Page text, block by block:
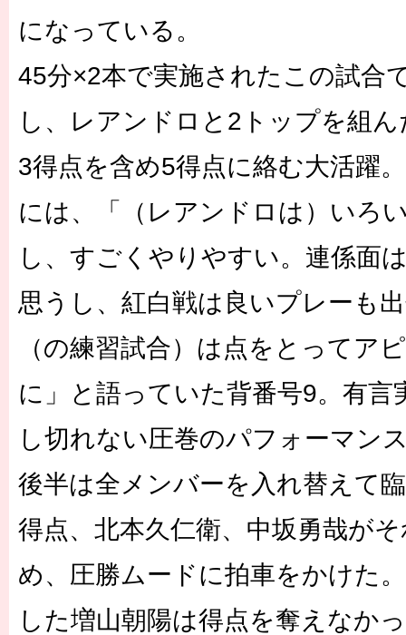
になっている。
45分×2本で実施されたこの試合
し、レアンドロと2トップを組
3得点を含め5得点に絡む大活躍
には、「（レアンドロは）いろ
し、すごくやりやすい。連係面
思うし、紅白戦は良いプレーも
（の練習試合）は点をとってア
に」と語っていた背番号9。有言
し切れない圧巻のパフォーマン
後半は全メンバーを入れ替えて
得点、北本久仁衛、中坂勇哉が
め、圧勝ムードに拍車をかけた
した増山朝陽は得点を奪えなか